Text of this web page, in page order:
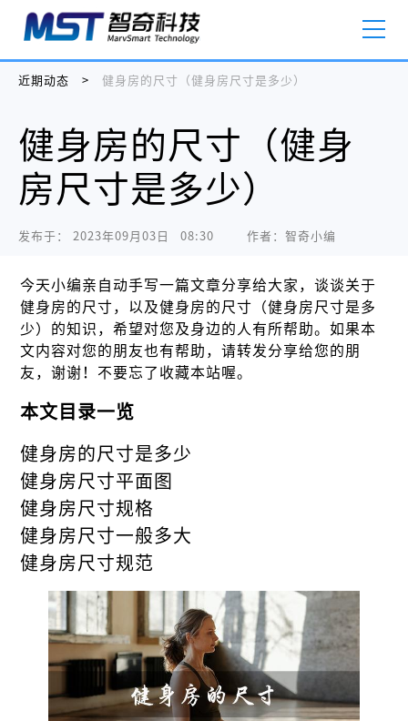
近期动态 > 健身房的尺寸（健身房尺寸是多少）
健身房的尺寸（健身
房尺寸是多少）
发布于： 2023年09月03日   08:30 作者：智奇小编
今天小编亲自动手写一篇文章分享给大家，谈谈关于
健身房的尺寸，以及健身房的尺寸（健身房尺寸是多
少）的知识，希望对您及身边的人有所帮助。如果本
文内容对您的朋友也有帮助，请转发分享给您的朋
友，谢谢！不要忘了收藏本站喔。
本文目录一览
健身房的尺寸是多少
健身房尺寸平面图
健身房尺寸规格
健身房尺寸一般多大
健身房尺寸规范